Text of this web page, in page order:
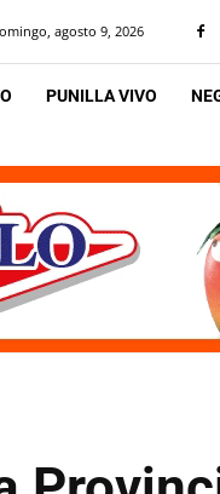
agosto 9, 2026
PUNILLA VIVO